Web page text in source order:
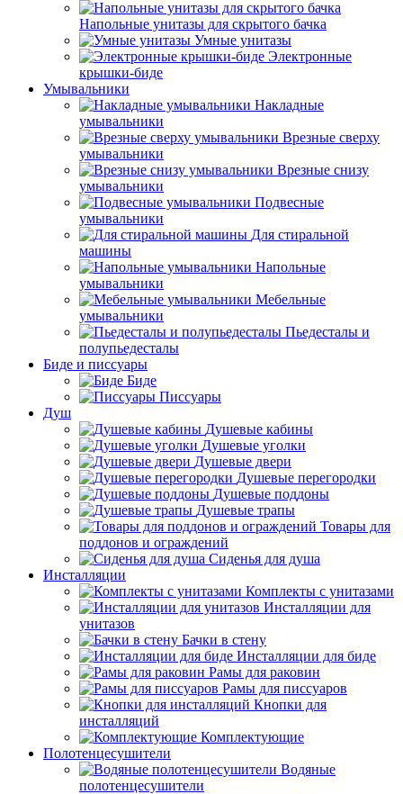
Напольные унитазы для скрытого бачка
Умные унитазы
Электронные
крышки-биде
Умывальники
Накладные
умывальники
Врезные сверху
умывальники
Врезные снизу
умывальники
Подвесные
умывальники
Для стиральной
машины
Напольные
умывальники
Мебельные
умывальники
Пьедесталы и
полупьедесталы
Биде и писсуары
Биде
Писсуары
Душ
Душевые кабины
Душевые уголки
Душевые двери
Душевые перегородки
Душевые поддоны
Душевые трапы
Товары для
поддонов и ограждений
Сиденья для душа
Инсталляции
Комплекты с унитазами
Инсталляции для
унитазов
Бачки в стену
Инсталляции для биде
Рамы для раковин
Рамы для писсуаров
Кнопки для
инсталляций
Комплектующие
Полотенцесушители
Водяные
полотенцесушители